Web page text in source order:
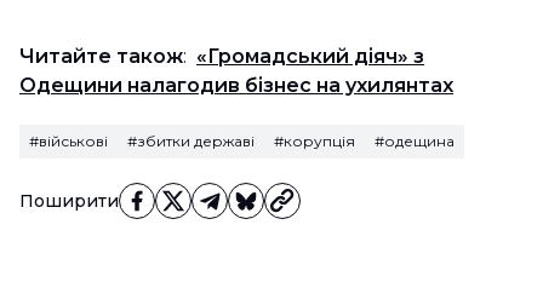
Поширити
Читайте також: «Громадський діяч» з
Одещини налагодив бізнес на ухилянтах
#військові #збитки державі #корупція #одещина